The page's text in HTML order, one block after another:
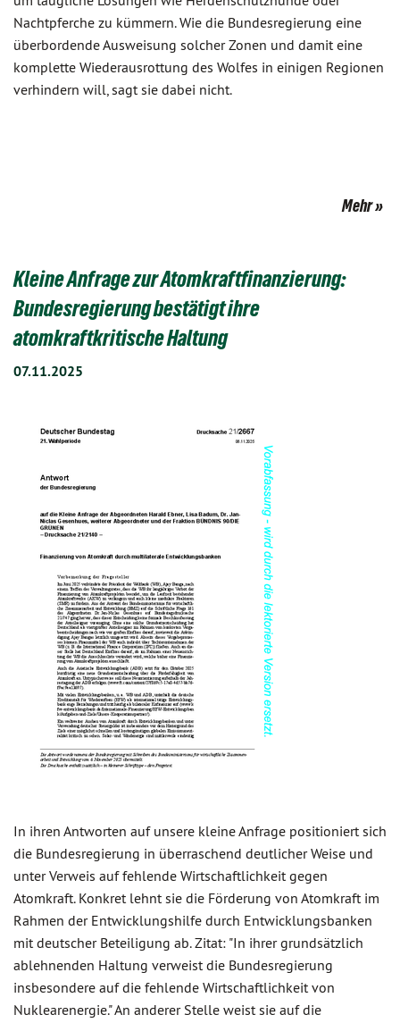
Nachtpferche zu kümmern. Wie die Bundesregierung eine
überbordende Ausweisung solcher Zonen und damit eine
komplette Wiederausrottung des Wolfes in einigen Regionen
verhindern will, sagt sie dabei nicht.
Mehr
Kleine Anfrage zur Atomkraftfinanzierung:
Bundesregierung bestätigt ihre
atomkraftkritische Haltung
07.11.2025
In ihren Antworten auf unsere kleine Anfrage positioniert sich
die Bundesregierung in überraschend deutlicher Weise und
unter Verweis auf fehlende Wirtschaftlichkeit gegen
Atomkraft. Konkret lehnt sie die Förderung von Atomkraft im
Rahmen der Entwicklungshilfe durch Entwicklungsbanken
mit deutscher Beteiligung ab. Zitat: "In ihrer grundsätzlich
ablehnenden Haltung verweist die Bundesregierung
insbesondere auf die fehlende Wirtschaftlichkeit von
Nuklearenergie." An anderer Stelle weist sie auf die